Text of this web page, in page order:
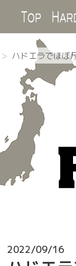
Top
ハドエラでほぼ
2022/09/16